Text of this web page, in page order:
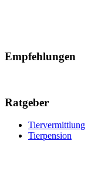
Empfehlungen
Ratgeber
Tiervermittlung
Tierpension